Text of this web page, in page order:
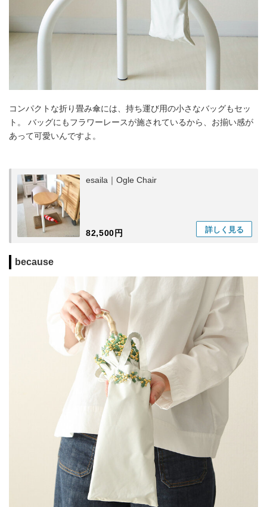
コンパクトな折り畳み傘には、持ち運び用の小さなバッグもセッ
ト。 バッグにもフラワーレースが施されているから、お揃い感が
あって可愛いんですよ。
esaila｜Ogle Chair
82,500円 詳しく 見る
because